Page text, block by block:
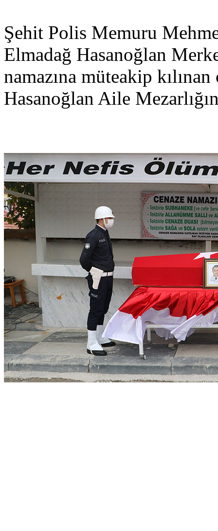
Şehit Polis Memuru
Elmadağ Hasanoğlan
namazına müteakip kılınan
Hasanoğlan Aile